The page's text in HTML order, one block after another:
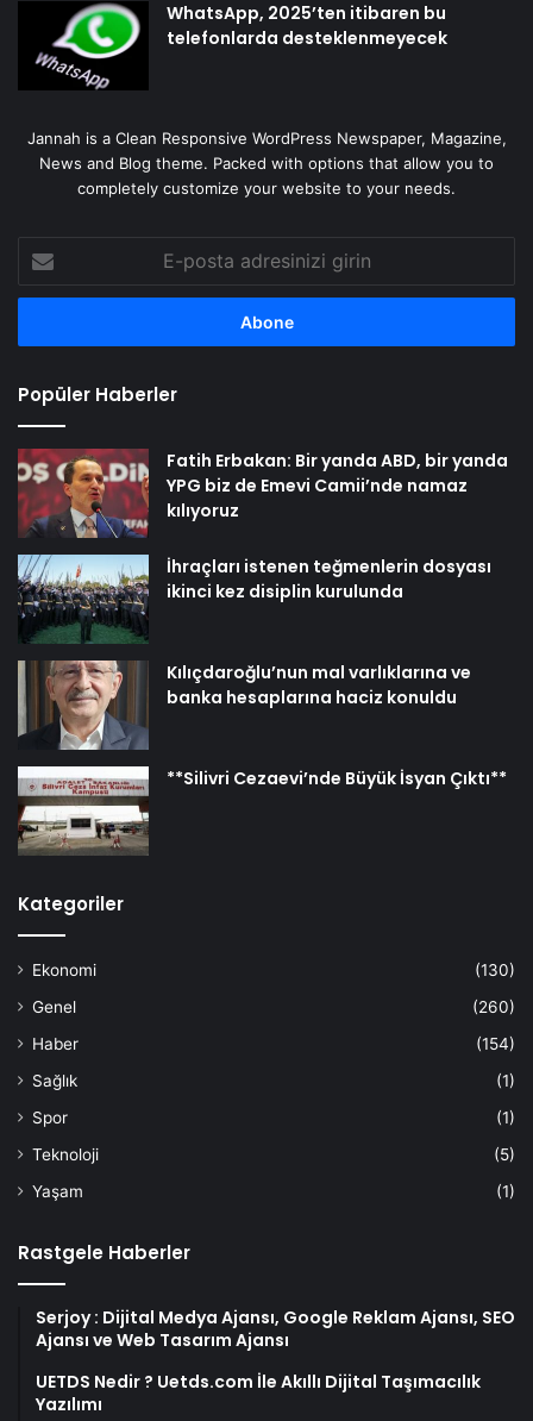
WhatsApp, 2025’ten itibaren bu
telefonlarda desteklenmeyecek
Jannah is a Clean Responsive WordPress Newspaper, Magazine,
News and Blog theme. Packed with options that allow you to
completely customize your website to your needs.
posta
adresinizi
Popüler Haberler
Fatih Erbakan: Bir yanda ABD, bir yanda
YPG biz de Emevi Camii’nde namaz
kılıyoruz
İhraçları istenen teğmenlerin dosyası
ikinci kez disiplin kurulunda
Kılıçdaroğlu’nun mal varlıklarına ve
banka hesaplarına haciz konuldu
**Silivri Cezaevi’nde Büyük İsyan Çıktı**
Kategoriler
Ekonomi
(130)
Genel
(260)
Haber
(154)
Sağlık
(1)
Spor
(1)
Teknoloji
(5)
Yaşam
(1)
Rastgele Haberler
Serjoy : Dijital Medya Ajansı, Google Reklam Ajansı, SEO
Ajansı ve Web Tasarım Ajansı
UETDS Nedir ? Uetds.com İle Akıllı Dijital Taşımacılık
Yazılımı